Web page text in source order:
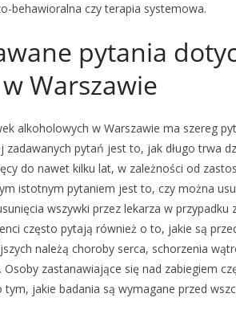
behawioralna czy terapia systemowa.
pytania
Warszawie
alkoholowych w Warszawie ma szereg
pytań jest to, jak długo trwa
do nawet kilku lat, w zależności od
istotnym pytaniem jest to, czy można
wszywki przez lekarza w przypadku
często pytają również o to, jakie są
należą choroby serca, schorzenia
zastanawiające się nad zabiegiem
jakie badania są wymagane przed